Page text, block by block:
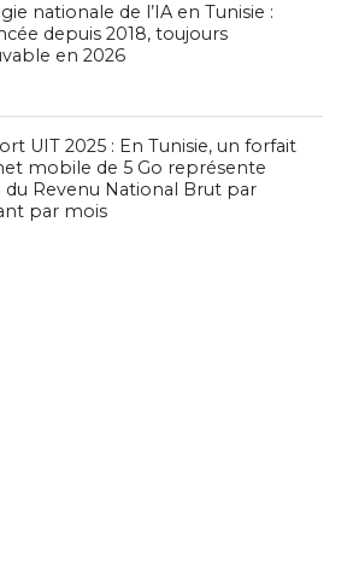
nationale de l’IA en Tunisie :
depuis 2018, toujours
en 2026
UIT 2025 : En Tunisie, un forfait
mobile de 5 Go représente
du Revenu National Brut par
par mois